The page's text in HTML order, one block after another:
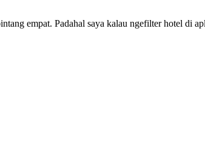
empat. Padahal saya kalau ngefilter hotel di